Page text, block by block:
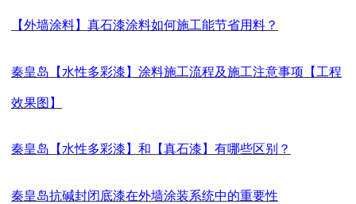
【外墙涂料】真石漆涂料如何施工能节省用料？
秦皇岛【水性多彩漆】涂料施工流程及施工注意事项【工程
效果图】
秦皇岛【水性多彩漆】和【真石漆】有哪些区别？
秦皇岛抗碱封闭底漆在外墙涂装系统中的重要性